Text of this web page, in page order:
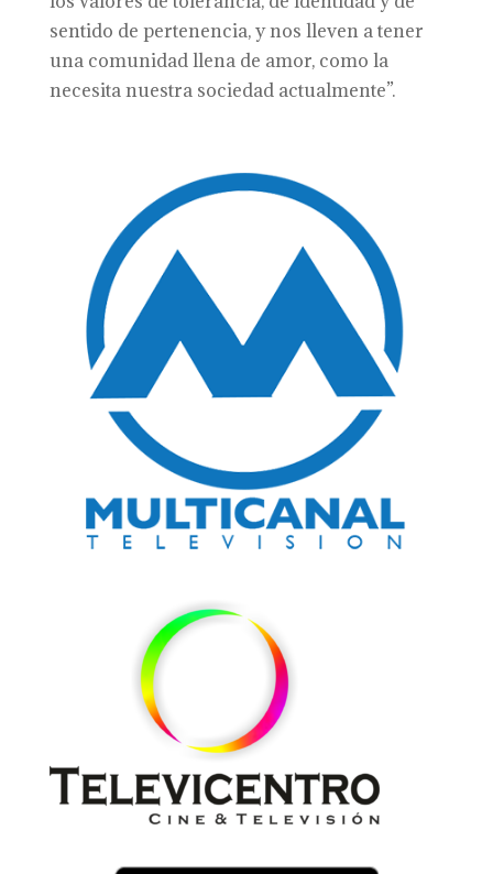
sentido de pertenencia, y nos lleven a tener
una comunidad llena de amor, como la
necesita nuestra sociedad actualmente”.